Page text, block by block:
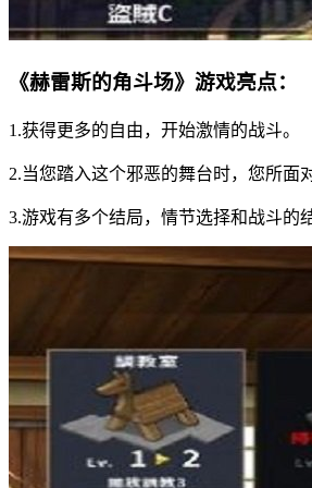
《赫雷斯的角斗场》游戏亮点：
1.获得更多的自由，开始激情的战斗。
2.当您踏入这个邪恶的舞台时，您所面
3.游戏有多个结局，情节选择和战斗的